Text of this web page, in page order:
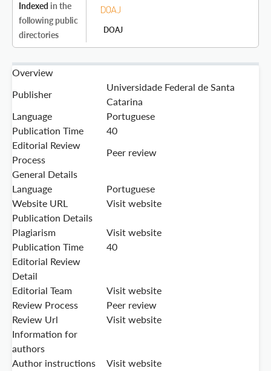
Indexed in the
following public
directories
DOAJ
Overview
Publisher
Universidade Federal de Santa
Catarina
Language
Portuguese
Publication Time
40
Editorial Review
Process
Peer review
General Details
Language
Portuguese
Website URL
Visit website
Publication Details
Plagiarism
Visit website
Publication Time
40
Editorial Review
Detail
Editorial Team
Visit website
Review Process
Peer review
Review Url
Visit website
Information for
authors
Author instructions
Visit website